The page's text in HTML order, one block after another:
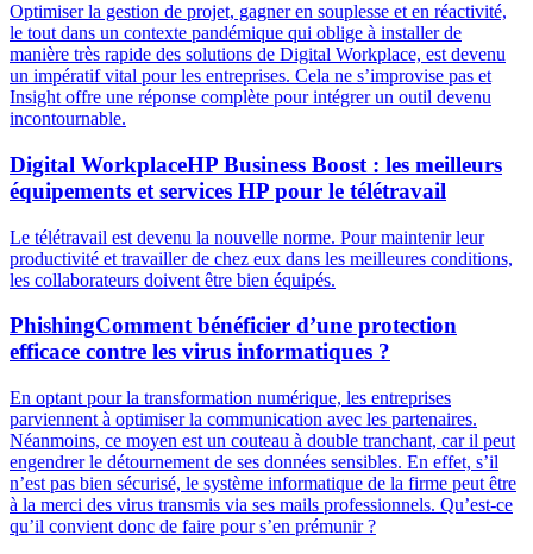
Optimiser la gestion de projet, gagner en souplesse et en réactivité,
le tout dans un contexte pandémique qui oblige à installer de
manière très rapide des solutions de Digital Workplace, est devenu
un impératif vital pour les entreprises. Cela ne s’improvise pas et
Insight offre une réponse complète pour intégrer un outil devenu
incontournable.
Digital WorkplaceHP Business Boost : les meilleurs
équipements et services HP pour le télétravail
Le télétravail est devenu la nouvelle norme. Pour maintenir leur
productivité et travailler de chez eux dans les meilleures conditions,
les collaborateurs doivent être bien équipés.
PhishingComment bénéficier d’une protection
efficace contre les virus informatiques ?
En optant pour la transformation numérique, les entreprises
parviennent à optimiser la communication avec les partenaires.
Néanmoins, ce moyen est un couteau à double tranchant, car il peut
engendrer le détournement de ses données sensibles. En effet, s’il
n’est pas bien sécurisé, le système informatique de la firme peut être
à la merci des virus transmis via ses mails professionnels. Qu’est-ce
qu’il convient donc de faire pour s’en prémunir ?